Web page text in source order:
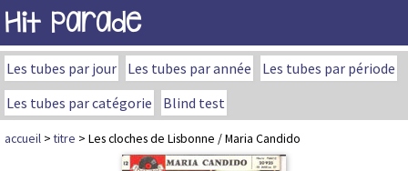
Hit Parade
Les tubes par jour Les tubes par année
Les tubes par période
Les tubes par catégorie
Blind test
accueil >titre > Les cloches de Lisbonne / Maria Candido